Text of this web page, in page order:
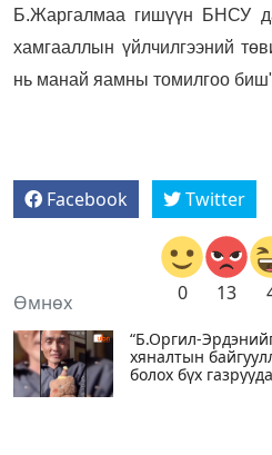
Б.Жаргалмаа гишүүн БНСУ
хамгааллын үйлчилгээний
нь манай яамны томилгоо
Facebook Twitter
0 13
Өмнөх
“Б.Оргил-
хяналтын
болох бүх